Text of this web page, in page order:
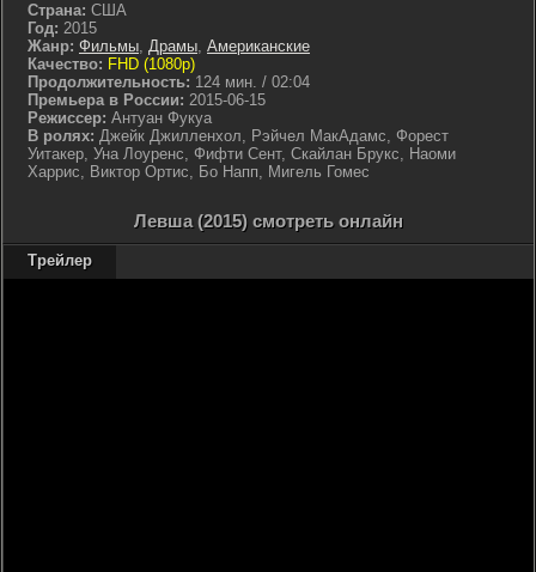
Страна: США
Год: 2015
Жанр: Фильмы, Драмы, Американские
Качество: FHD (1080p)
Продолжительность: 124 мин. / 02:04
Премьера в России: 2015-06-15
Режиссер: Антуан Фукуа
В ролях: Джейк Джилленхол, Рэйчел МакАдамс, Форест
Уитакер, Уна Лоуренс, Фифти Сент, Скайлан Брукс, Наоми
Харрис, Виктор Ортис, Бо Напп, Мигель Гомес
Левша (2015) смотреть онлайн
Трейлер